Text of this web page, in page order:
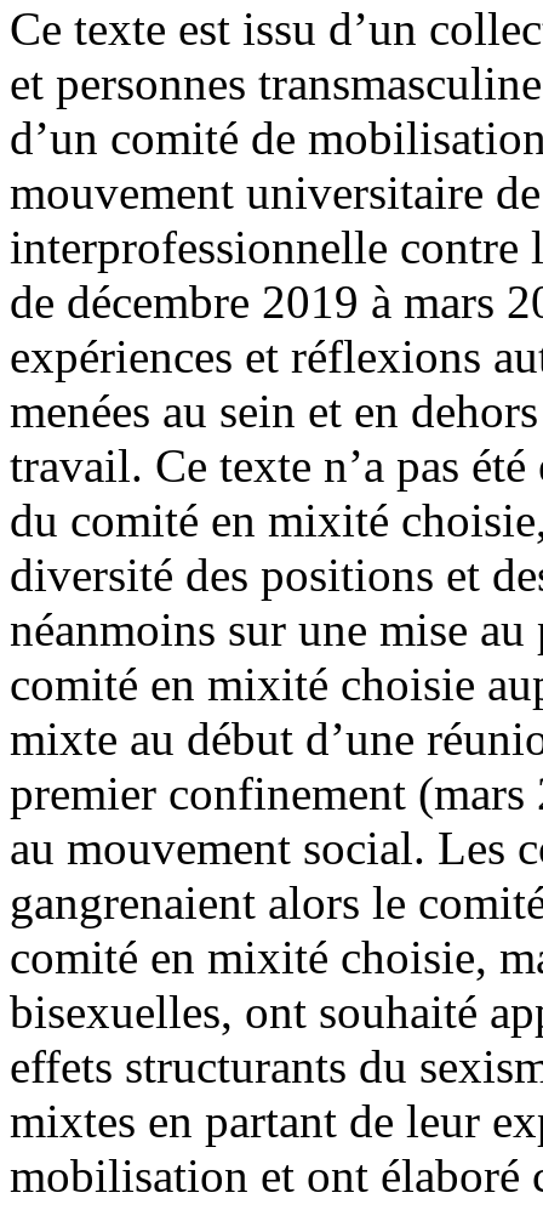
Ce texte est issu d’un
et personnes
d’un comité de
mouvement universitaire
interprofessionnelle contre
de décembre 2019 à mars
expériences et réflexions
menées au sein et en
travail. Ce texte n’a pas
du comité en mixité
diversité des positions et
néanmoins sur une mise
comité en mixité choisie
mixte au début d’une
premier confinement
au mouvement social. Les
gangrenaient alors le
comité en mixité choisie,
bisexuelles, ont souhaité
effets structurants du
mixtes en partant de leur
mobilisation et ont élaboré